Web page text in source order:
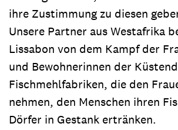
ihre Zustimmung zu diesen
Unsere Partner aus Westafrika
Lissabon von dem Kampf der
und Bewohnerinnen der
Fischmehlfabriken, die den
nehmen, den Menschen ihren
Dörfer in Gestank ertränken.